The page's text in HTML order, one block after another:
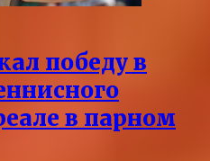
победу в
в парном